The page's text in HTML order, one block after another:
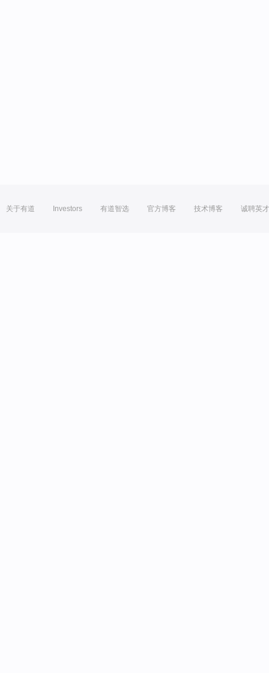
关于有道 Investors 有道智选 官方博客 技术博客 诚聘英才